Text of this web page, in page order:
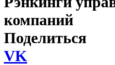
компаний
Поделиться
VK